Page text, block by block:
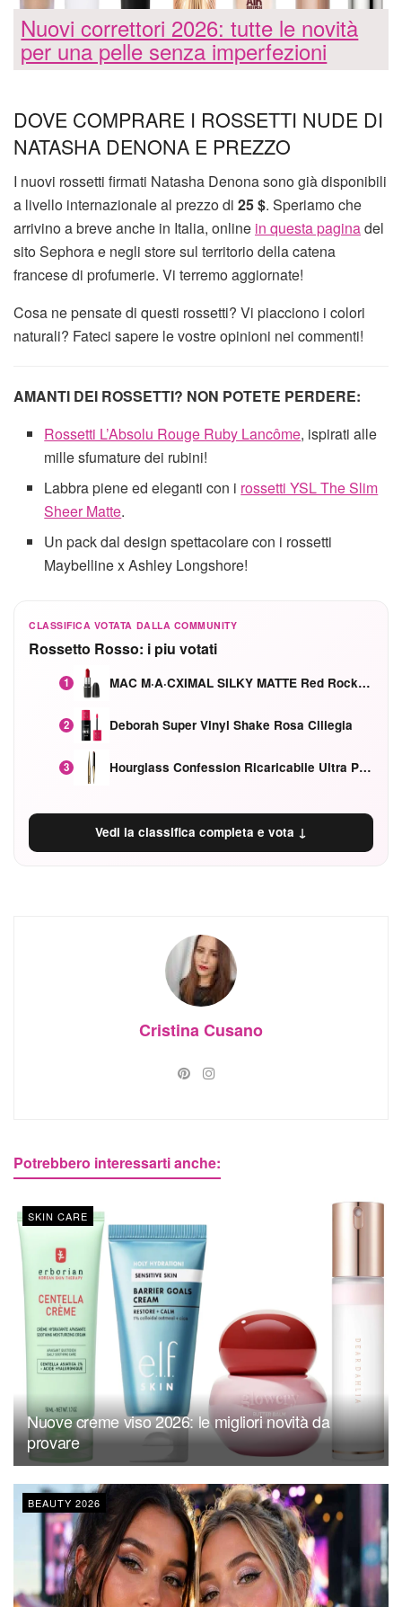
Nuovi correttori 2026: tutte le novità
per una pelle senza imperfezioni
DOVE COMPRARE I ROSSETTI NUDE DI
NATASHA DENONA E PREZZO
I nuovi rossetti firmati Natasha Denona sono già disponibili
a livello internazionale al prezzo di 25 $. Speriamo che
arrivino a breve anche in Italia, online in questa paginadel
sito Sephora e negli store sul territorio della catena
francese di profumerie. Vi terremo aggiornate!
Cosa ne pensate di questi rossetti? Vi piacciono i colori
naturali? Fateci sapere le vostre opinioni nei commenti!
AMANTI DEI ROSSETTI? NON POTETE PERDERE:
Rossetti L’Absolu Rouge Ruby Lancôme, ispirati alle
mille sfumature dei rubini!
Labbra piene ed eleganti con i rossetti YSL The Slim
Sheer Matte.
Un pack dal design spettacolare con i rossetti
Maybelline x Ashley Longshore!
CLASSIFICA VOTATA DALLA COMMUNITY
Rossetto Rosso: i piu votati
1 MAC M·A·CXIMAL SILKY MATTE Red Rock mat
2 Deborah Super Vinyl Shake Rosa Ciliegia
3 Hourglass Confession Ricaricabile Ultra Preciso Ad Alta Intensità Secretly Classic Red
Vedi la classifica completa e vota ↓
Cristina Cusano
Potrebbero interessarti anche:
SKIN CARE
Nuove creme viso 2026: le migliori novità da
provare
BEAUTY 2026